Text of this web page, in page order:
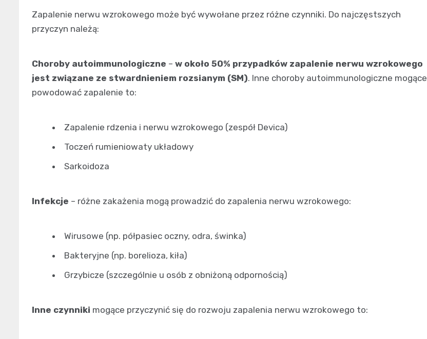
Zapalenie nerwu wzrokowego może być wywołane przez różne czynniki. Do najczęstszych
przyczyn należą:
Choroby autoimmunologiczne – w około 50% przypadków zapalenie nerwu wzrokowego
jest związane ze stwardnieniem rozsianym (SM). Inne choroby autoimmunologiczne mogące
powodować zapalenie to:
Zapalenie rdzenia i nerwu wzrokowego (zespół Devica)
Toczeń rumieniowaty układowy
Sarkoidoza
Infekcje – różne zakażenia mogą prowadzić do zapalenia nerwu wzrokowego:
Wirusowe (np. półpasiec oczny, odra, świnka)
Bakteryjne (np. borelioza, kiła)
Grzybicze (szczególnie u osób z obniżoną odpornością)
Inne czynniki mogące przyczynić się do rozwoju zapalenia nerwu wzrokowego to: